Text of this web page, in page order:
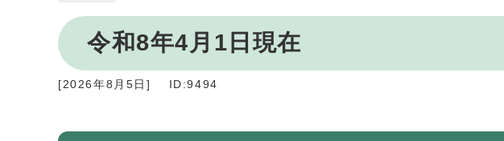
令和8年4月1日現在
[2026年8月5日] ID:9494